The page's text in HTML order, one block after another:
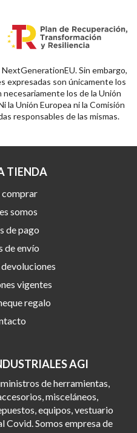
Sin embargo,
expresadas son únicamente los
los de la Unión
la Unión Europea ni la Comisión
responsables de las mismas.
AGI
de herramientas,
misceláneos,
equipos, vestuario
Somos empresa de
TIENDA
comprar
somos
de pago
de envío
vigentes
regalo